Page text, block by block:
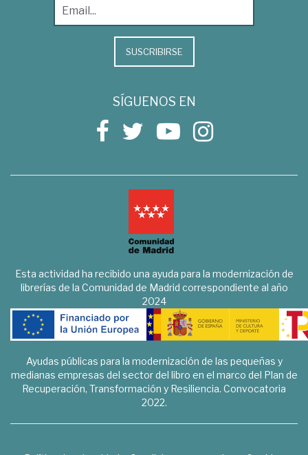
SUSCRIBIRSE
SÍGUENOS EN
Esta actividad ha recibido una ayuda para la modernización de
librerías de la Comunidad de Madrid correspondiente al año
2024
Ayudas públicas para la modernización de las pequeñas y
medianas empresas del sector del libro en el marco del Plan de
Recuperación, Transformación y Resiliencia. Convocatoria
2022.